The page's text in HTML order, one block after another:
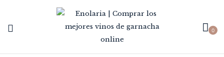
0
Be the first to review “Sueños